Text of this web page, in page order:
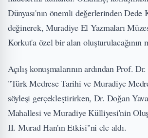
Dünyası'nın önemli değerlerinden Dede
değinerek, Muradiye El Yazmaları
Korkut'a özel bir alan oluşturulacağının
Açılış konuşmalarının ardından Prof.
"Türk Medrese Tarihi ve Muradiye
söyleşi gerçekleştirirken, Dr. Doğan
Mahallesi ve Muradiye Külliyesi'nin
II. Murad Han'ın Etkisi"ni ele aldı.